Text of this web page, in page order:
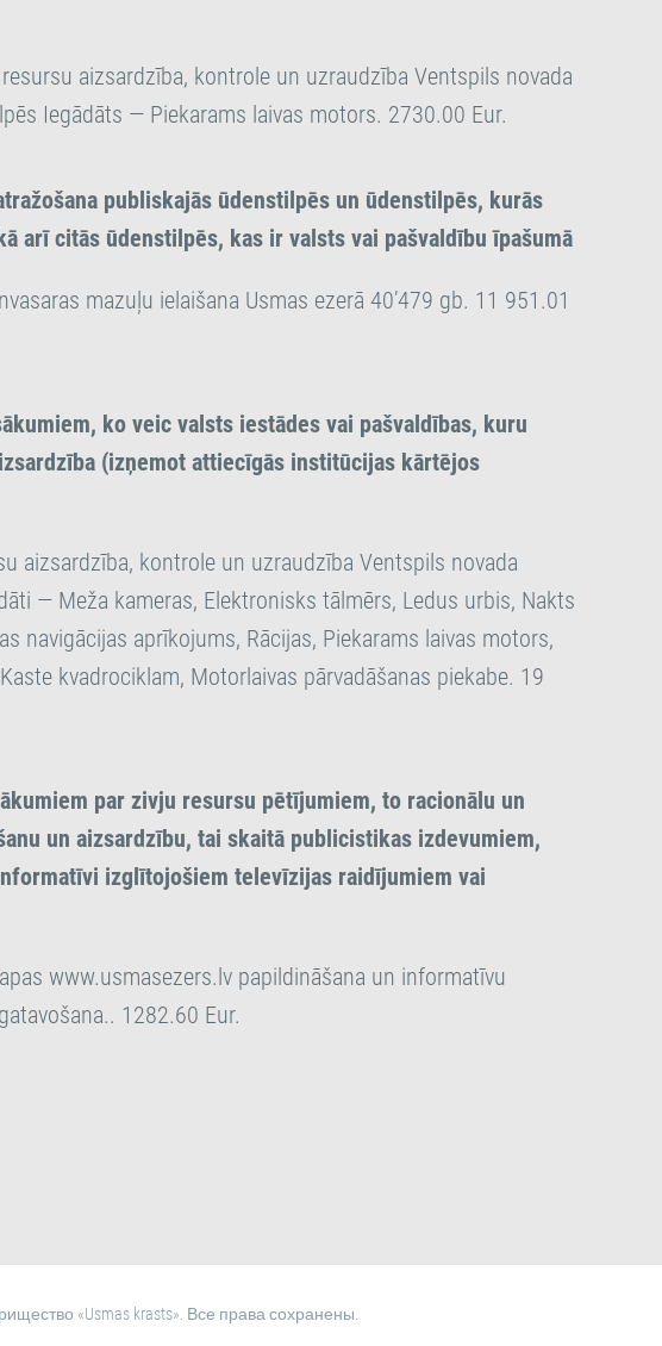
aizsardzība, kontrole un uzraudzība Ventspils novada
Iegādāts — Piekarams laivas motors. 2730.00 Eur.
publiskajās ūdenstilpēs un ūdenstilpēs, kurās
arī citās ūdenstilpēs, kas ir valsts vai pašvaldību īpašumā
mazuļu ielaišana Usmas ezerā 40’479 gb. 11 951.01
ko veic valsts iestādes vai pašvaldības, kuru
(izņemot attiecīgās institūcijas kārtējos
aizsardzība, kontrole un uzraudzība Ventspils novada
— Meža kameras, Elektronisks tālmērs, Ledus urbis, Nakts
navigācijas aprīkojums, Rācijas, Piekarams laivas motors,
kvadrociklam, Motorlaivas pārvadāšanas piekabe. 19
par zivju resursu pētījumiem, to racionālu un
un aizsardzību, tai skaitā publicistikas izdevumiem,
izglītojošiem televīzijas raidījumiem vai
www.usmasezers.lv papildināšana un informatīvu
1282.60 Eur.
«Usmas krasts». Все права сохранены.